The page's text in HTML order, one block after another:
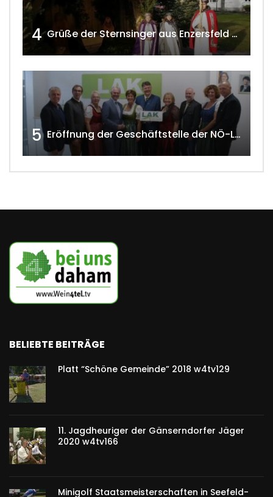
4 Grüße der Sternsinger aus Enzersfeld – Klein-Engersdorf 2021 w4tv169
5 Eröffnung der Geschäftstelle der NÖ-Landarbeiterkammer in Mistelbach w4tv174
BELIEBTE BEITRÄGE
Platt “Schöne Gemeinde” 2018 w4tv129
11. Jagdheuriger der Gänserndorfer Jäger
2020 w4tv166
Minigolf Staatsmeisterschaften in Seefeld-